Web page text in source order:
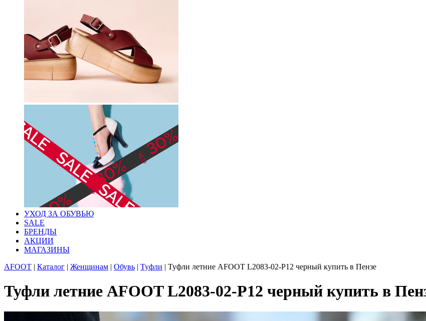
УХОД ЗА ОБУВЬЮ
SALE
БРЕНДЫ
АКЦИИ
МАГАЗИНЫ
AFOOT | Каталог | Женщинам | Обувь | Туфли | Туфли летние AFOOT L2083-02-P12 черный купить в Пензе
Туфли летние AFOOT L2083-02-P12 черный купить в